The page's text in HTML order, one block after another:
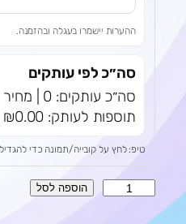
מ
ההערות יישמרו בעגלה ובהזמנה.
סה״כ לפי עותקים
תוספות לעותק: ₪0.00 | סה״כ: ₪0.00
טיפ: לחץ על קובייה/תמונה כדי להגדיל.
הוספה לסל